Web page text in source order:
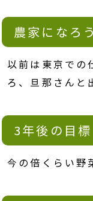
農家になろ
以前は東京での
ろ、旦那さんと
3年後の目標
今の倍くらい野